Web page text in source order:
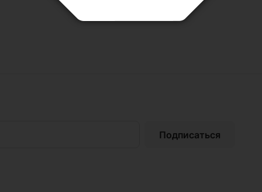
Подписаться